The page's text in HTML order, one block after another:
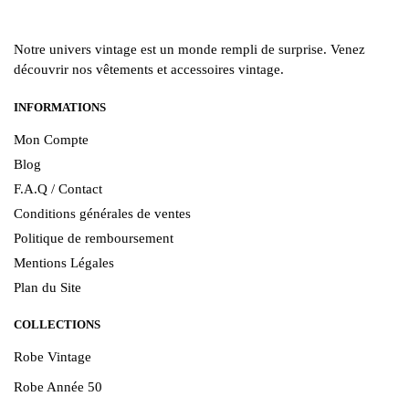
Notre univers vintage est un monde rempli de surprise. Venez
découvrir nos vêtements et accessoires vintage.
INFORMATIONS
Mon Compte
Blog
F.A.Q / Contact
Conditions générales de ventes
Politique de remboursement
Mentions Légales
Plan du Site
COLLECTIONS
Robe Vintage
Robe Année 50